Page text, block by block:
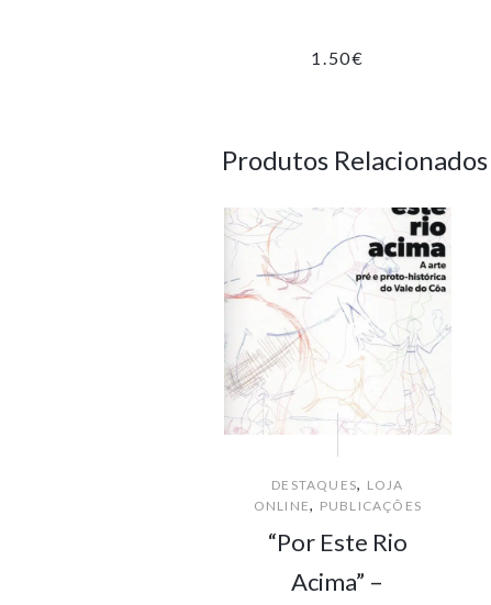
1.50€
Produtos Relacionados
DESTAQUES, LOJA
ONLINE, PUBLICAÇÕES
“Por Este Rio
Acima” –